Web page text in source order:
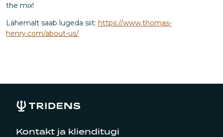
the mix!
Lähemalt saab lugeda siit: https://www.thomas-
henry.com/about-us/
Kontakt ja klienditugi